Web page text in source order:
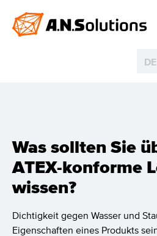
DE
Was sollten Sie
ATEX-konforme
wissen?
Dichtigkeit gegen Wasser und
Eigenschaften eines Produkts